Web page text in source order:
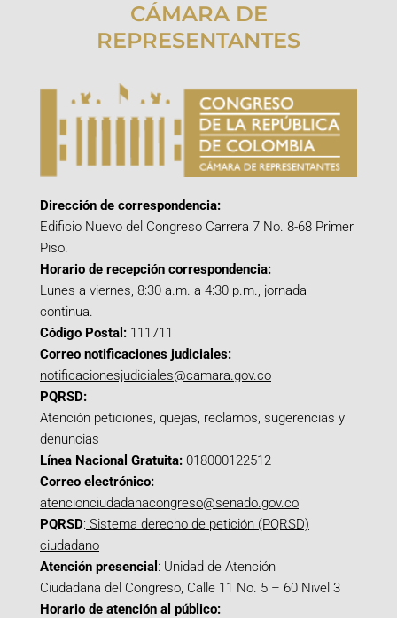
CÁMARA DE
REPRESENTANTES
Dirección de correspondencia:
Edificio Nuevo del Congreso Carrera 7 No. 8-68 Primer
Piso.
Horario de recepción correspondencia:
Lunes a viernes, 8:30 a.m. a 4:30 p.m., jornada
continua.
Código Postal: 111711
Correo notificaciones judiciales:
notificacionesjudiciales@camara.gov.co
PQRSD:
Atención peticiones, quejas, reclamos, sugerencias y
denuncias
Línea Nacional Gratuita: 018000122512
Correo electrónico:
atencionciudadanacongreso@senado.gov.co
PQRSD: Sistema derecho de petición (PQRSD)
ciudadano
Atención presencial : Unidad de Atención
Ciudadana del Congreso, Calle 11 No. 5 – 60 Nivel 3
Horario de atención al público: